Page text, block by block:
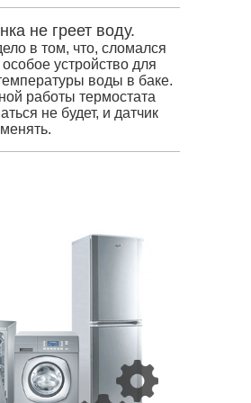
не греет воду.
в том, что, сломался
устройство для
воды в баке.
работы термостата
не будет, и датчик